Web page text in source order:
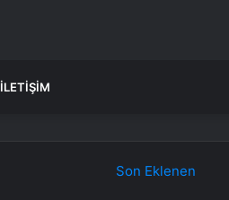
İLETIŞIM
Son Eklenen